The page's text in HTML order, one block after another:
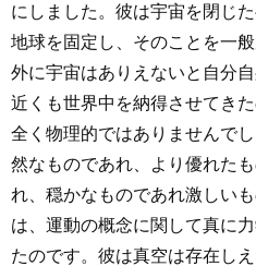
にしました。彼は宇宙を閉じ
地球を固定し、そのことを一
外に宇宙はありえないと自分
近くも世界中を納得させてき
全く物理的ではありませんで
然なものであれ、より優れた
れ、穏かなものであれ激しい
は、運動の概念に関して真に
たのです。彼は真空は存在し